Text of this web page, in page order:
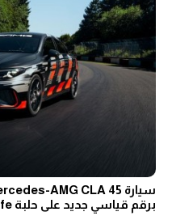
برقم قياسي جديد على حلبة Nürburgring-Nordschleife